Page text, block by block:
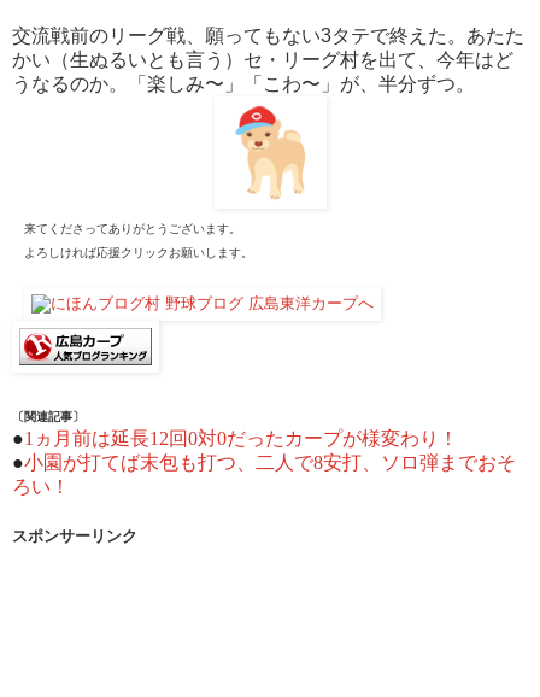
交流戦前のリーグ戦、願ってもない3タテで終えた。あたた
かい（生ぬるいとも言う）セ・リーグ村を出て、今年はど
うなるのか。「楽しみ〜」「こわ〜」が、半分ずつ。
来てくださってありがとうございます。
よろしければ応援クリックお願いします。
〔関連記事〕
●1ヵ月前は延長12回0対0だったカープが様変わり！
●小園が打てば末包も打つ、二人で8安打、ソロ弾までおそ
ろい！
スポンサーリンク